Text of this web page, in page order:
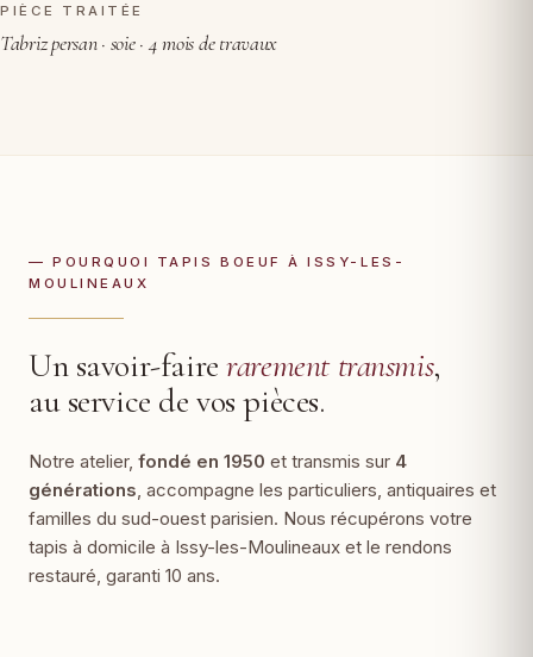
AVANT RESTAURATION
PIÈCE TRAITÉE
Tabriz persan · soie · 4 mois de travaux
— POURQUOI TAPIS BOEUF À ISSY-LES-
MOULINEAUX
Un savoir-fairerarement transmis,
au service de vos pièces.
Notre atelier, fondé en 1950 et transmis sur 4
générations , accompagne les particuliers, antiquaires et
familles du sud-ouest parisien. Nous récupérons votre
tapis à domicile à Issy-les-Moulineaux et le rendons
restauré, garanti 10 ans.